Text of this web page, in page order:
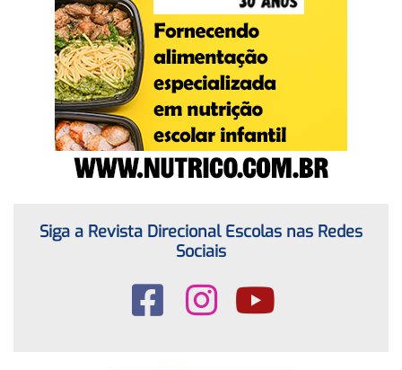
Siga a Revista Direcional Escolas nas Redes
Sociais